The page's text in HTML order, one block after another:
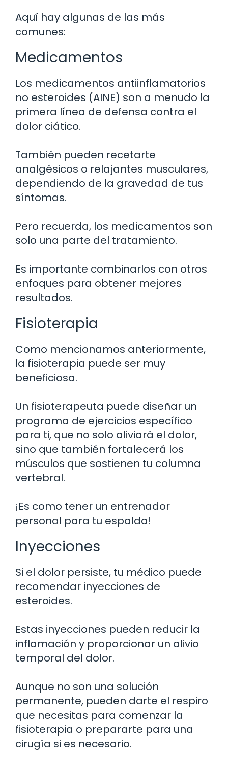
Aquí hay algunas de las más
comunes:
Medicamentos
Los medicamentos antiinflamatorios
no esteroides (AINE) son a menudo la
primera línea de defensa contra el
dolor ciático.
También pueden recetarte
analgésicos o relajantes musculares,
dependiendo de la gravedad de tus
síntomas.
Pero recuerda, los medicamentos son
solo una parte del tratamiento.
Es importante combinarlos con otros
enfoques para obtener mejores
resultados.
Fisioterapia
Como mencionamos anteriormente,
la fisioterapia puede ser muy
beneficiosa.
Un fisioterapeuta puede diseñar un
programa de ejercicios específico
para ti, que no solo aliviará el dolor,
sino que también fortalecerá los
músculos que sostienen tu columna
vertebral.
¡Es como tener un entrenador
personal para tu espalda!
Inyecciones
Si el dolor persiste, tu médico puede
recomendar inyecciones de
esteroides.
Estas inyecciones pueden reducir la
inflamación y proporcionar un alivio
temporal del dolor.
Aunque no son una solución
permanente, pueden darte el respiro
que necesitas para comenzar la
fisioterapia o prepararte para una
cirugía si es necesario.